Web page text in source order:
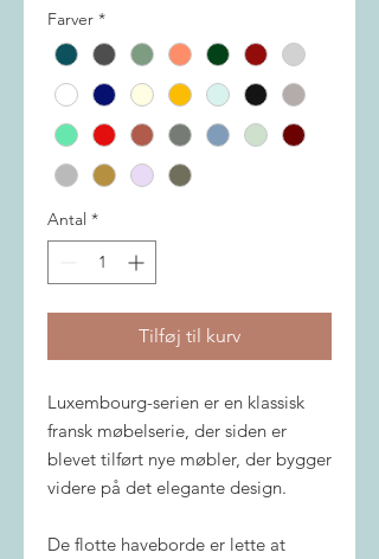
Farver *
Antal *
Tilføj til kurv
Luxembourg-serien er en klassisk
fransk møbelserie, der siden er
blevet tilført nye møbler, der bygger
videre på det elegante design.
De flotte haveborde er lette at